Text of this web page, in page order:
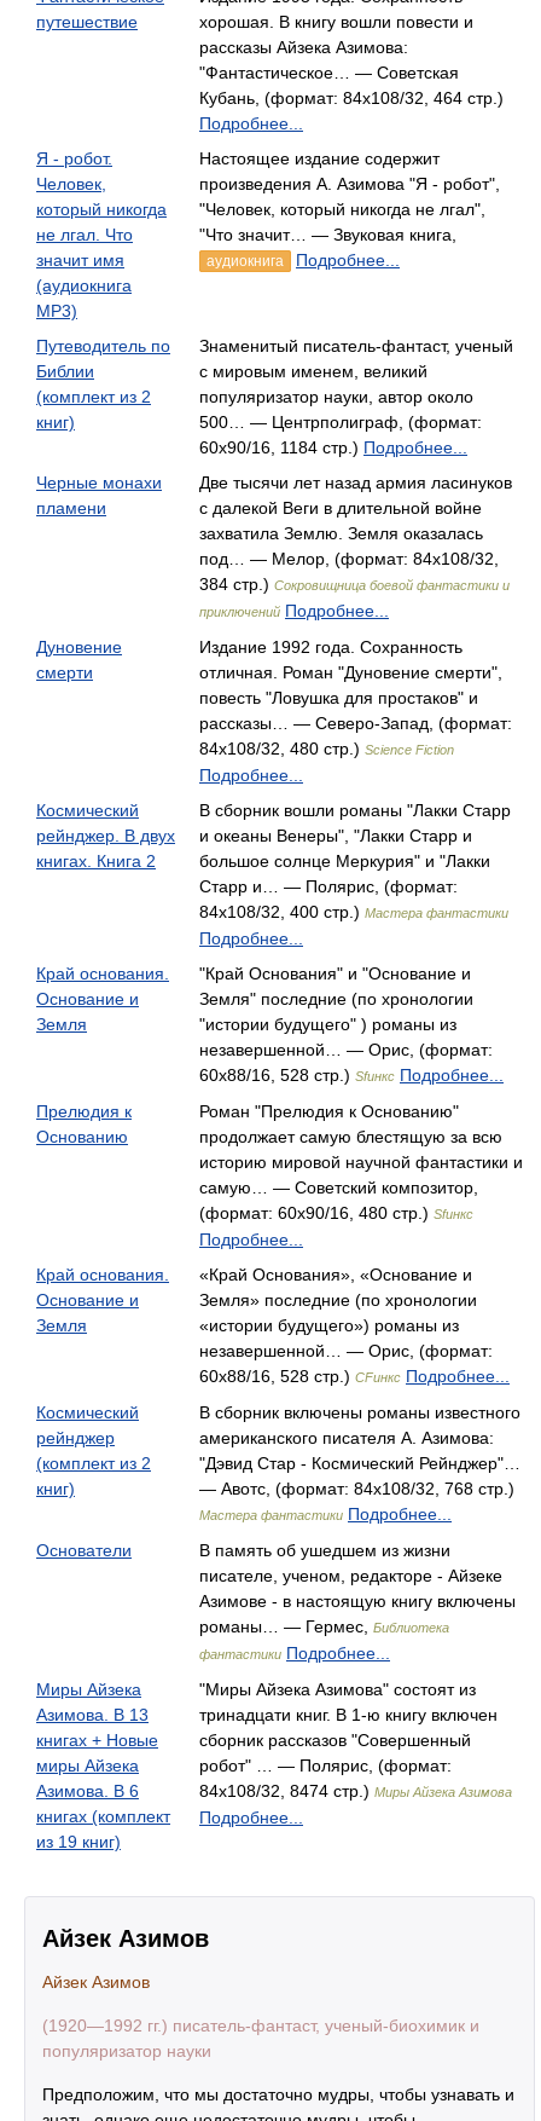
путешествие
хорошая. В книгу вошли повести и
рассказы Айзека Азимова:
"Фантастическое… — Советская
Кубань, (формат: 84x108/32, 464 стр.)
Подробнее...
Я - робот.
Человек,
который никогда
не лгал. Что
значит имя
(аудиокнига
MP3)
Настоящее издание содержит
произведения А. Азимова "Я - робот",
"Человек, который никогда не лгал",
"Что значит… — Звуковая книга,
аудиокнига Подробнее...
Путеводитель по
Библии
(комплект из 2
книг)
Знаменитый писатель-фантаст, ученый
с мировым именем, великий
популяризатор науки, автор около
500… — Центрполиграф, (формат:
60x90/16, 1184 стр.) Подробнее...
Черные монахи
пламени
Две тысячи лет назад армия ласинуков
с далекой Веги в длительной войне
захватила Землю. Земля оказалась
под… — Мелор, (формат: 84x108/32,
384 стр.) Сокровищница боевой фантастики и
приключений Подробнее...
Дуновение
смерти
Издание 1992 года. Сохранность
отличная. Роман "Дуновение смерти",
повесть "Ловушка для простаков" и
рассказы… — Северо-Запад, (формат:
84x108/32, 480 стр.) Science Fiction
Подробнее...
Космический
рейнджер. В двух
книгах. Книга 2
В сборник вошли романы "Лакки Старр
и океаны Венеры", "Лакки Старр и
большое солнце Меркурия" и "Лакки
Старр и… — Полярис, (формат:
84x108/32, 400 стр.) Мастера фантастики
Подробнее...
Край основания.
Основание и
Земля
"Край Основания" и "Основание и
Земля" последние (по хронологии
"истории будущего" ) романы из
незавершенной… — Орис, (формат:
60x88/16, 528 стр.) Sfинкс Подробнее...
Прелюдия к
Основанию
Роман "Прелюдия к Основанию"
продолжает самую блестящую за всю
историю мировой научной фантастики и
самую… — Советский композитор,
(формат: 60x90/16, 480 стр.) Sfинкс
Подробнее...
Край основания.
Основание и
Земля
«Край Основания», «Основание и
Земля» последние (по хронологии
«истории будущего») романы из
незавершенной… — Орис, (формат:
60x88/16, 528 стр.) СFинкс Подробнее...
Космический
рейнджер
(комплект из 2
книг)
В сборник включены романы известного
американского писателя А. Азимова:
"Дэвид Стар - Космический Рейнджер"…
— Авотс, (формат: 84x108/32, 768 стр.)
Мастера фантастики Подробнее...
Основатели
В память об ушедшем из жизни
писателе, ученом, редакторе - Айзеке
Азимове - в настоящую книгу включены
романы… — Гермес,
Библиотека
фантастики Подробнее...
Миры Айзека
Азимова. В 13
книгах + Новые
миры Айзека
Азимова. В 6
книгах (комплект
из 19 книг)
"Миры Айзека Азимова" состоят из
тринадцати книг. В 1-ю книгу включен
сборник рассказов "Совершенный
робот" … — Полярис, (формат:
84x108/32, 8474 стр.) Миры Айзека Азимова
Подробнее...
Айзек Азимов
Айзек Азимов
(1920—1992 гг.) писатель-фантаст, ученый-биохимик и
популяризатор науки
Предположим, что мы достаточно мудры, чтобы узнавать и